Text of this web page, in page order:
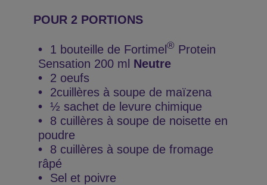
POUR 2 PORTIONS
1 bouteille de Fortimel® Protein
Sensation 200 ml Neutre
2 oeufs
2cuillères à soupe de maïzena
½ sachet de levure chimique
8 cuillères à soupe de noisette en
poudre
8 cuillères à soupe de fromage
râpé
Sel et poivre